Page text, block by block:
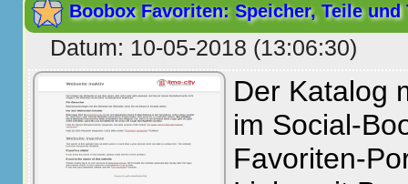
Boobox Favoriten: Speicher, Teile und
Datum: 10-05-2018 (13:06:30)
Der Katalog
im Social-
Favoriten-